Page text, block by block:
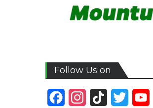
Follow Us on
FacebookInstagram
TikTok Twitter